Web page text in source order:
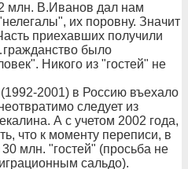
млн. В.Иванов дал нам
их поровну. Значит
приехавших получили
было
Никого из "гостей" не
2001) в Россию въехало
следует из
А с учетом 2002 года,
что к моменту переписи, в
млн. "гостей" (просьба не
сальдо).